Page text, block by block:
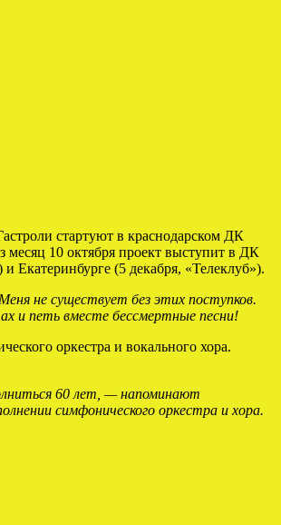
стартуют в краснодарском ДК
месяц 10 октября проект выступит в ДК
Екатеринбурге (5 декабря, «Телеклуб»).
не существует без этих поступков.
и петь вместе бессмертные песни!
оркестра и вокального хора.
60 лет, — напоминают
симфонического оркестра и хора.